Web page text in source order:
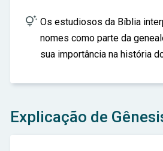
 Os estudiosos da Bíblia
nomes como parte da
sua importância na história
Explicação de